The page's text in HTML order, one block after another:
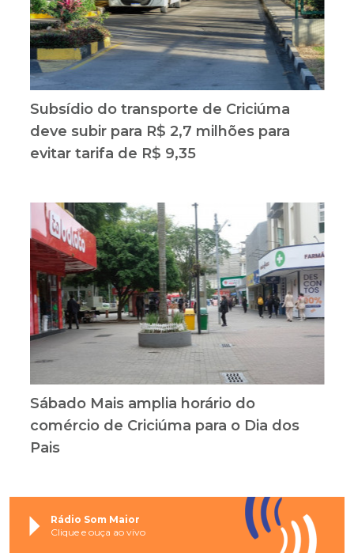
Subsídio do transporte de Criciúma
deve subir para R$ 2,7 milhões para
evitar tarifa de R$ 9,35
Sábado Mais amplia horário do
comércio de Criciúma para o Dia dos
Pais
Rádio Som Maior
Clique e ouça ao vivo